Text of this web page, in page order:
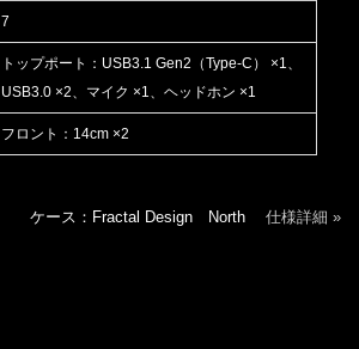
7
トップポート：USB3.1 Gen2（Type-C） ×1、
USB3.0 ×2、マイク ×1、ヘッドホン ×1
フロント：14cm ×2
ケース：Fractal Design North 仕様詳細 »